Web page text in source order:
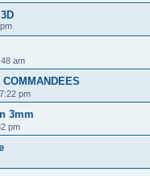
am
pm
3mm
pm